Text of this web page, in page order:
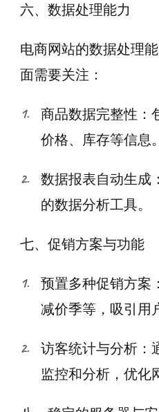
六、数据处理能力
电商网站的数据处理
面需要关注：
商品数据完整性：
价格、库存等信息。
数据报表自动生成
的数据分析工具。
七、促销方案与功能
预置多种促销方案
减价季等，吸引用
访客统计与分析：
监控和分析，优化